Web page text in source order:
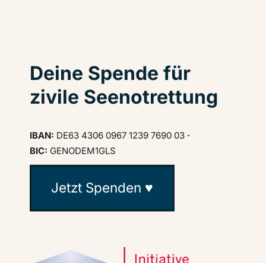
Deine Spende für
zivile Seenotrettung
IBAN: DE63 4306 0967 1239 7690 03 ·
BIC: GENODEM1GLS
Jetzt Spenden ♥